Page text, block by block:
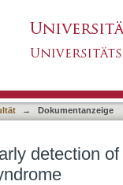
→ Dokumentanzeige
detection